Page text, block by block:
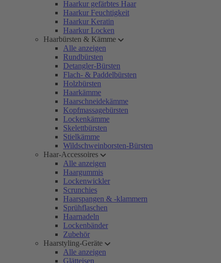
Haarkur gefärbtes Haar
Haarkur Feuchtigkeit
Haarkur Keratin
Haarkur Locken
Haarbürsten & Kämme
Alle anzeigen
Rundbürsten
Detangler-Bürsten
Flach- & Paddelbürsten
Holzbürsten
Haarkämme
Haarschneidekämme
Kopfmassagebürsten
Lockenkämme
Skelettbürsten
Stielkämme
Wildschweinborsten-Bürsten
Haar-Accessoires
Alle anzeigen
Haargummis
Lockenwickler
Scrunchies
Haarspangen & -klammern
Sprühflaschen
Haarnadeln
Lockenbänder
Zubehör
Haarstyling-Geräte
Alle anzeigen
Glätteisen